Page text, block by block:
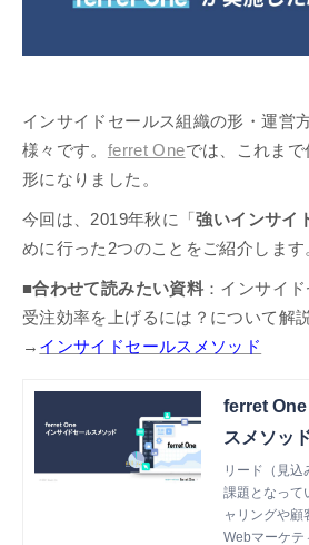
インサイドセールス組織の形・運営
様々です。 ferret Oneでは、これま
形になりました。
今回は、2019年秋に「強いインサイ
めに行った2つのことをご紹介します
■合わせて読みたい資料 ：インサイ
受注効率を上げるには？について解説
→ インサイドセールスメソッド
ferret
スメソッ
リード（見
課題となって
ャリングや顧
的に行えるイ
Webマーケテ